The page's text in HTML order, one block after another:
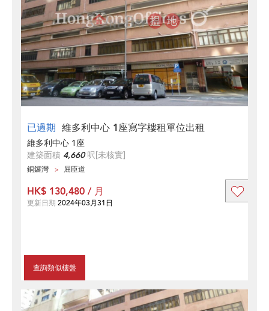
已過期 維多利中心 1座寫字樓租單位出租
維多利中心 1座
建築面積 4,660呎[未核實]
銅鑼灣 屈臣道
查詢類似樓盤
HK$ 130,480 / 月
更新日期 2024年03月31日